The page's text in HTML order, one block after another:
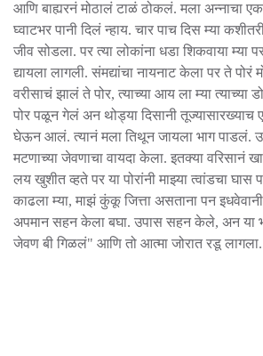
आणि बाह्यरनं मोठालं टाळं ठोकलं. मला अन्नाचा
घ्वाटभर पानी दिलं न्हाय. चार पाच दिस म्या
जीव सोडला. पर त्या लोकांना धडा शिकवाया म्या
द्यायला लागली. संमद्यांचा नायनाट केला पर ते पोरं
वरीसाचं झालं ते पोर, त्याच्या आय ला म्या त्याच्या
पोर पळून गेलं अन थोड्या दिसानी तूज्यासारख्याच
घेऊन आलं. त्यानं मला तिथून जायला भाग पाडलं.
मटणाच्या जेवणाचा वायदा केला. इतक्या वरिसानं
लय खुशीत व्हते पर या पोरांनी माझ्या त्वांडचा
काढला म्या, माझं कुंकू जित्ता असताना पन
अपमान सहन केला बघा. उपास सहन केले, अन या
जेवण बी गिळलं" आणि तो आत्मा जोरात रडू लागला.